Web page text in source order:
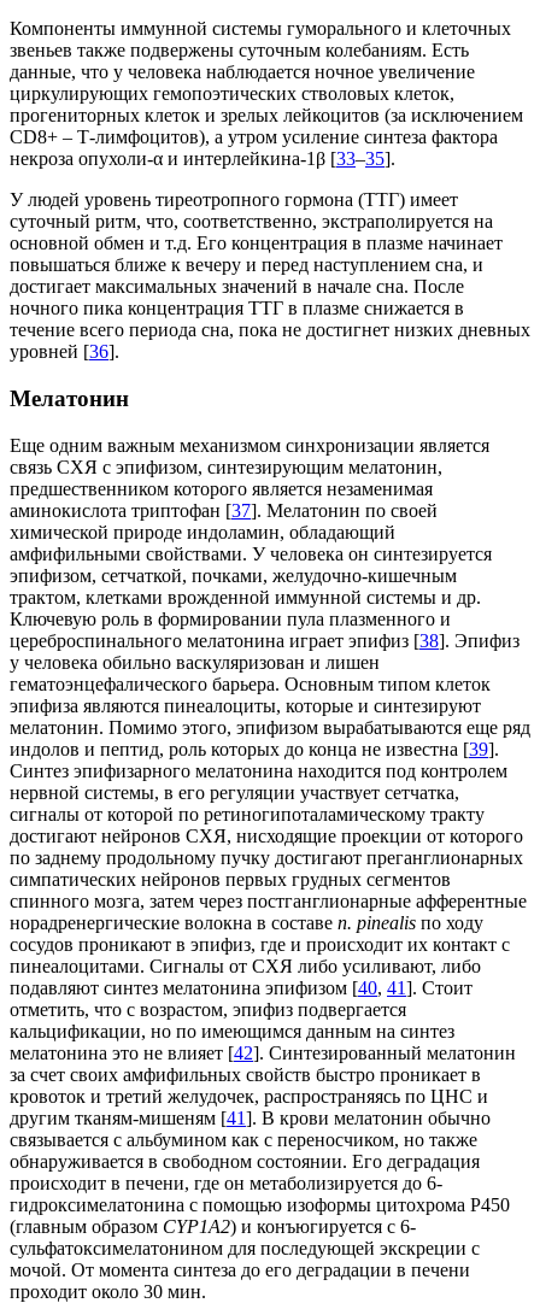
Компоненты иммунной системы гуморального и клеточных
звеньев также подвержены суточным колебаниям. Есть
данные, что у человека наблюдается ночное увеличение
циркулирующих гемопоэтических стволовых клеток,
прогениторных клеток и зрелых лейкоцитов (за исключением
CD8+ – Т-лимфоцитов), а утром усиление синтеза фактора
некроза опухоли-α и интерлейкина-1β [33–35].
У людей уровень тиреотропного гормона (ТТГ) имеет
суточный ритм, что, соответственно, экстраполируется на
основной обмен и т.д. Его концентрация в плазме начинает
повышаться ближе к вечеру и перед наступлением сна, и
достигает максимальных значений в начале сна. После
ночного пика концентрация ТТГ в плазме снижается в
течение всего периода сна, пока не достигнет низких дневных
уровней [36].
Мелатонин
Еще одним важным механизмом синхронизации является
связь СХЯ с эпифизом, синтезирующим мелатонин,
предшественником которого является незаменимая
аминокислота триптофан [37]. Мелатонин по своей
химической природе индоламин, обладающий
амфифильными свойствами. У человека он синтезируется
эпифизом, сетчаткой, почками, желудочно-кишечным
трактом, клетками врожденной иммунной системы и др.
Ключевую роль в формировании пула плазменного и
цереброспинального мелатонина играет эпифиз [38]. Эпифиз
у человека обильно васкуляризован и лишен
гематоэнцефалического барьера. Основным типом клеток
эпифиза являются пинеалоциты, которые и синтезируют
мелатонин. Помимо этого, эпифизом вырабатываются еще ряд
индолов и пептид, роль которых до конца не известна [39].
Синтез эпифизарного мелатонина находится под контролем
нервной системы, в его регуляции участвует сетчатка,
сигналы от которой по ретиногипоталамическому тракту
достигают нейронов СХЯ, нисходящие проекции от которого
по заднему продольному пучку достигают преганглионарных
симпатических нейронов первых грудных сегментов
спинного мозга, затем через постганглионарные афферентные
норадренергические волокна в составе n. pinealis по ходу
сосудов проникают в эпифиз, где и происходит их контакт с
пинеалоцитами. Сигналы от СХЯ либо усиливают, либо
подавляют синтез мелатонина эпифизом [40, 41]. Стоит
отметить, что с возрастом, эпифиз подвергается
кальцификации, но по имеющимся данным на синтез
мелатонина это не влияет [42]. Синтезированный мелатонин
за счет своих амфифильных свойств быстро проникает в
кровоток и третий желудочек, распространяясь по ЦНС и
другим тканям-мишеням [41]. В крови мелатонин обычно
связывается с альбумином как с переносчиком, но также
обнаруживается в свободном состоянии. Его деградация
происходит в печени, где он метаболизируется до 6-
гидроксимелатонина с помощью изоформы цитохрома Р450
(главным образом CYP1A2) и конъюгируется с 6-
сульфатоксимелатонином для последующей экскреции с
мочой. От момента синтеза до его деградации в печени
проходит около 30 мин.